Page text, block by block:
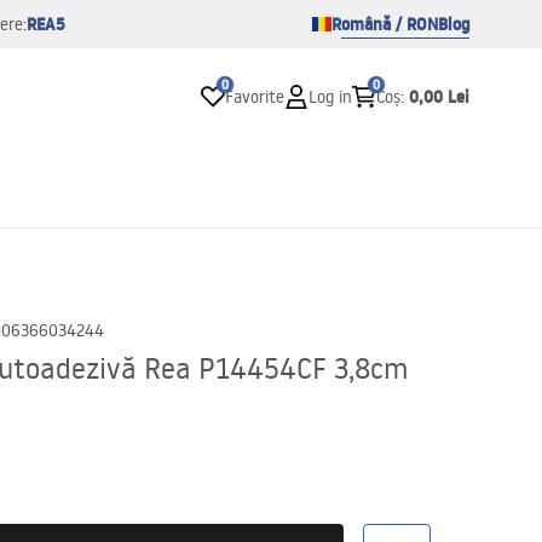
REA5 Română / RONBlog
0
Favorite Log in
0
Coș: 0,00 Lei
Rea P14454CF 3,8cm